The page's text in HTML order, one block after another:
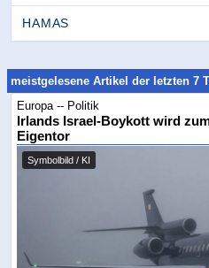
HAMAS
meistgelesene Artikel der letzten 7
Europa -- Politik
Irlands Israel-Boykott wird
Eigentor
Symbolbild / KI